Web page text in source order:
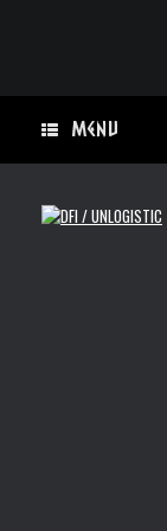
Menu